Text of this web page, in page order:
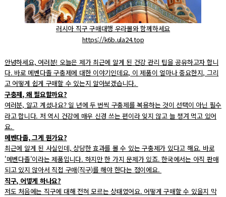
러시아 직구 구매대행 우라몰와 함께하세요
https://k6b.ula24.top
안녕하세요, 여러분! 오늘은 제가 최근에 알게 된 건강 관리 팁을 공유하고자 합니
다. 바로 메벤다졸 구충제에 대한 이야기인데요, 이 제품이 얼마나 중요한지, 그리
고 어떻게 쉽게 구매할 수 있는지 알아보겠습니다.
구충제, 왜 필요할까요?
여러분, 알고 계셨나요? 일 년에 두 번씩 구충제를 복용하는 것이 선택이 아닌 필수
라고 합니다. 저 역시 건강에 매우 신경 쓰는 편이라 잊지 않고 늘 챙겨 먹고 있어
요.
메벤다졸, 그게 뭔가요?
최근에 알게 된 사실인데, 상당한 효과를 볼 수 있는 구충제가 있다고 해요. 바로
'메벤다졸'이라는 제품입니다. 하지만 한 가지 문제가 있죠. 한국에서는 아직 판매
되고 있지 않아서 직접 구매(직구)를 해야 한다는 점이에요.
직구, 어떻게 하나요?
저도 처음에는 직구에 대해 전혀 모르는 상태였어요. 어떻게 구매할 수 있을지 막